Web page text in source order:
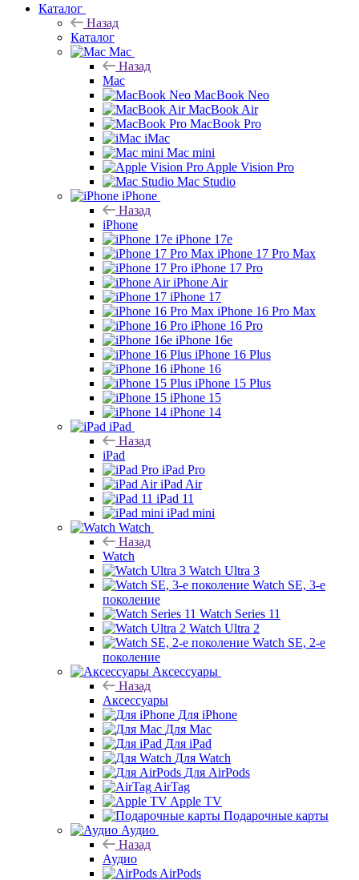
Каталог
Назад
Каталог
Mac
Назад
Mac
MacBook Neo
MacBook Air
MacBook Pro
iMac
Mac mini
Apple Vision Pro
Mac Studio
iPhone
Назад
iPhone
iPhone 17e
iPhone 17 Pro Max
iPhone 17 Pro
iPhone Air
iPhone 17
iPhone 16 Pro Max
iPhone 16 Pro
iPhone 16e
iPhone 16 Plus
iPhone 16
iPhone 15 Plus
iPhone 15
iPhone 14
iPad
Назад
iPad
iPad Pro
iPad Air
iPad 11
iPad mini
Watch
Назад
Watch
Watch Ultra 3
Watch SE, 3-е
поколение
Watch Series 11
Watch Ultra 2
Watch SE, 2-е
поколение
Аксессуары
Назад
Аксессуары
Для iPhone
Для Mac
Для iPad
Для Watch
Для AirPods
AirTag
Apple TV
Подарочные карты
Аудио
Назад
Аудио
AirPods